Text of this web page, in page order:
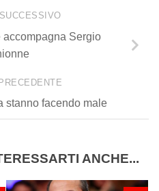
accompagna Sergio
stanno facendo male
ANCHE...